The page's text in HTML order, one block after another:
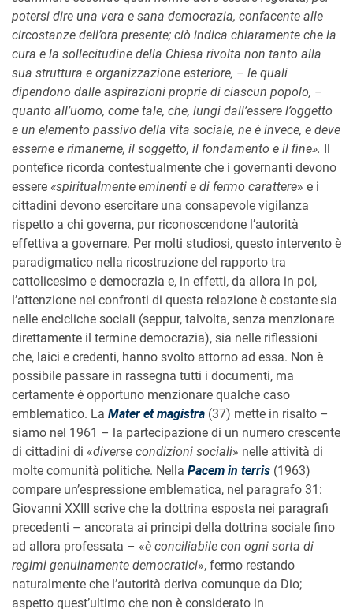
potersi dire una vera e sana democrazia, confacente alle
circostanze dell’ora presente; ciò indica chiaramente che la
cura e la sollecitudine della Chiesa rivolta non tanto alla
sua struttura e organizzazione esteriore, – le quali
dipendono dalle aspirazioni proprie di ciascun popolo, –
quanto all’uomo, come tale, che, lungi dall’essere l’oggetto
e un elemento passivo della vita sociale, ne è invece, e deve
esserne e rimanerne, il soggetto, il fondamento e il fine». Il
pontefice ricorda contestualmente che i governanti devono
essere «spiritualmente eminenti e di fermo carattere» e i
cittadini devono esercitare una consapevole vigilanza
rispetto a chi governa, pur riconoscendone l’autorità
effettiva a governare. Per molti studiosi, questo intervento è
paradigmatico nella ricostruzione del rapporto tra
cattolicesimo e democrazia e, in effetti, da allora in poi,
l’attenzione nei confronti di questa relazione è costante sia
nelle encicliche sociali (seppur, talvolta, senza menzionare
direttamente il termine democrazia), sia nelle riflessioni
che, laici e credenti, hanno svolto attorno ad essa. Non è
possibile passare in rassegna tutti i documenti, ma
certamente è opportuno menzionare qualche caso
emblematico. La Mater et magistra (37) mette in risalto –
siamo nel 1961 – la partecipazione di un numero crescente
di cittadini di «diverse condizioni sociali» nelle attività di
molte comunità politiche. Nella Pacem in terris (1963)
compare un’espressione emblematica, nel paragrafo 31:
Giovanni XXIII scrive che la dottrina esposta nei paragrafi
precedenti – ancorata ai principi della dottrina sociale fino
ad allora professata – «è conciliabile con ogni sorta di
regimi genuinamente democratici», fermo restando
naturalmente che l’autorità deriva comunque da Dio;
aspetto quest’ultimo che non è considerato in